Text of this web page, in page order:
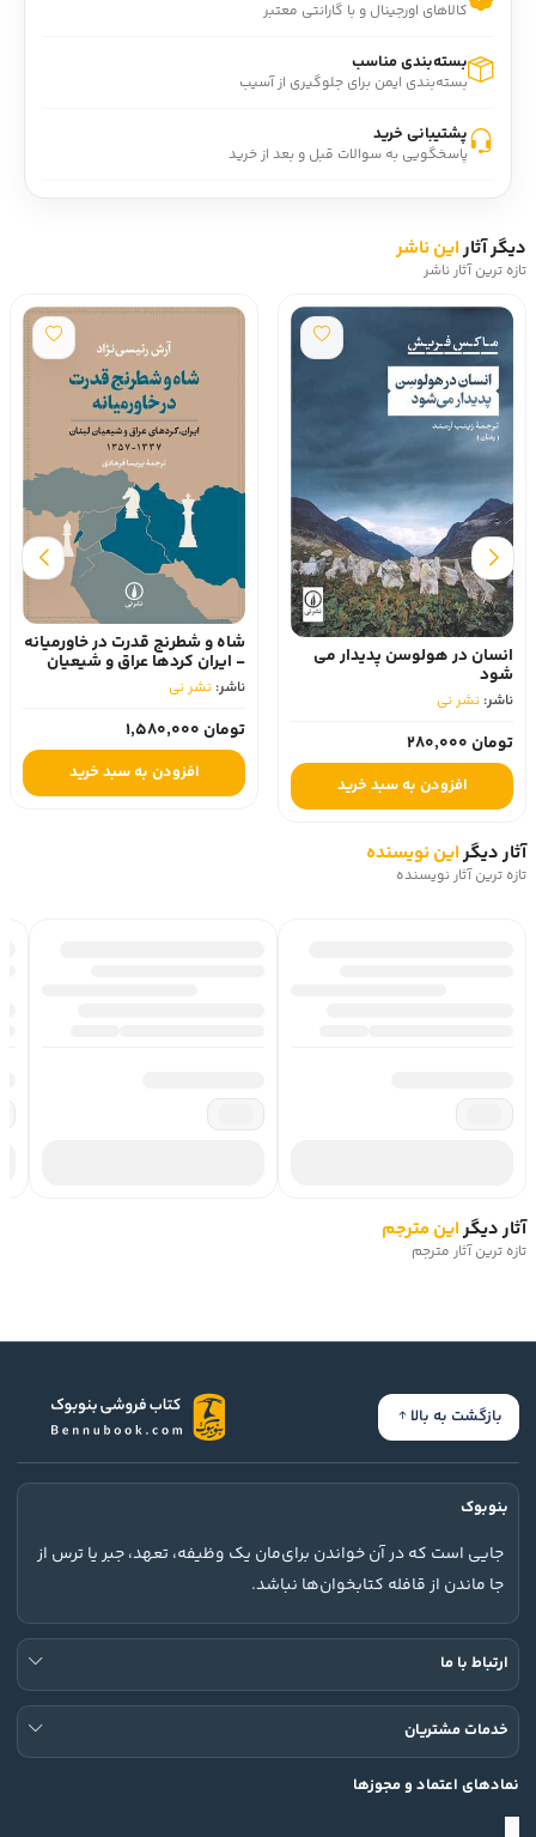
کالاهای اورجینال و با گارانتی معتبر
بسته‌بندی مناسب
بسته‌بندی ایمن برای جلوگیری از آسیب
پشتیبانی خرید
پاسخگویی به سوالات قبل و بعد از خرید
دیگر آثاراین ناشر
تازه ترین آثار ناشر
انسان در هولوسن پدیدار می
شود
ناشر: نشر نی
تومان 280,000
افزودن به سبد خرید
شاه و شطرنج قدرت در خاورمیانه
- ایران کردها عراق و شیعیان
لبنان 1337-1357
ناشر: نشر نی
تومان 1,580,000
افزودن به سبد خرید
آثار دیگراین نویسنده
تازه ترین آثار نویسنده
آثار دیگراین مترجم
تازه ترین آثار مترجم
بازگشت به بالا
بنوبوک
جایی است که در آن خواندن برای‌مان یک وظیفه، تعهد، جبر یا ترس از
جا ماندن از قافله کتابخوان‌ها نباشد.
ارتباط با ما
خدمات مشتریان
نمادهای اعتماد و مجوزها